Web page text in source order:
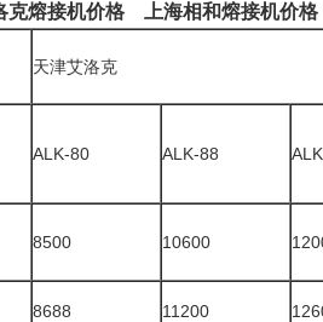
克熔接机价格 上海相和熔接机价格
天津艾洛克
ALK-80 ALK-88
8500 10600
8688 11 200